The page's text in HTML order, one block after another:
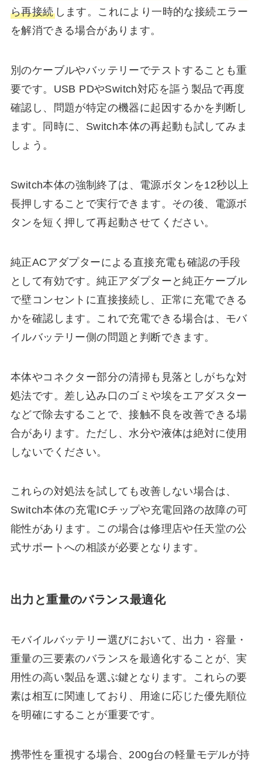
ら再接続します。これにより一時的な接続エラー
を解消できる場合があります。
別のケーブルやバッテリーでテストすることも重
要です。USB PDやSwitch対応を謳う製品で再度
確認し、問題が特定の機器に起因するかを判断し
ます。同時に、Switch本体の再起動も試してみま
しょう。
Switch本体の強制終了は、電源ボタンを12秒以上
長押しすることで実行できます。その後、電源ボ
タンを短く押して再起動させてください。
純正ACアダプターによる直接充電も確認の手段
として有効です。純正アダプターと純正ケーブル
で壁コンセントに直接接続し、正常に充電できる
かを確認します。これで充電できる場合は、モバ
イルバッテリー側の問題と判断できます。
本体やコネクター部分の清掃も見落としがちな対
処法です。差し込み口のゴミや埃をエアダスター
などで除去することで、接触不良を改善できる場
合があります。ただし、水分や液体は絶対に使用
しないでください。
これらの対処法を試しても改善しない場合は、
Switch本体の充電ICチップや充電回路の故障の可
能性があります。この場合は修理店や任天堂の公
式サポートへの相談が必要となります。
出力と重量のバランス最適化
モバイルバッテリー選びにおいて、出力・容量・
重量の三要素のバランスを最適化することが、実
用性の高い製品を選ぶ鍵となります。これらの要
素は相互に関連しており、用途に応じた優先順位
を明確にすることが重要です。
携帯性を重視する場合、200g台の軽量モデルが持